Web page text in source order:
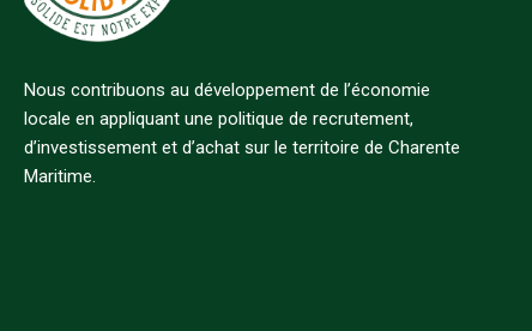
Nous contribuons au développement de l’économie
locale en appliquant une politique de recrutement,
d’investissement et d’achat sur le territoire de Charente
Maritime.